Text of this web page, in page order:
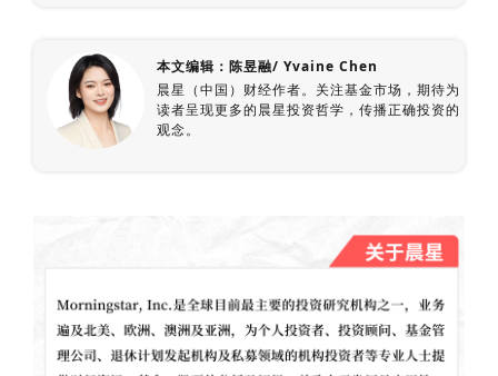
本文编辑：陈昱融/ Yvaine Chen
晨星（中国）财经作者。关注基金市场，期待为
读者呈现更多的晨星投资哲学，传播正确投资的
观念。